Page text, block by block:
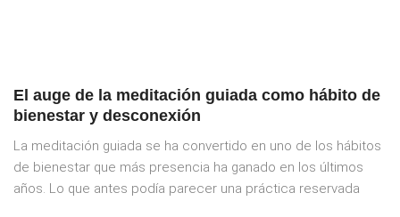
El auge de la meditación guiada como hábito de
bienestar y desconexión
La meditación guiada se ha convertido en uno de los hábitos
de bienestar que más presencia ha ganado en los últimos
años. Lo que antes podía parecer una práctica reservada